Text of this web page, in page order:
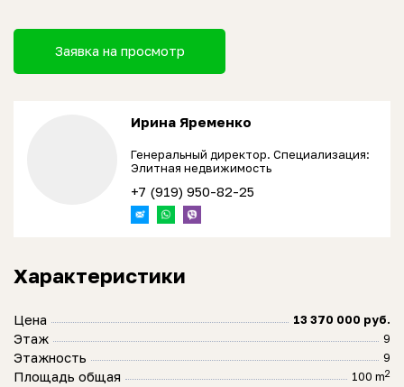
Заявка на просмотр
Ирина Яременко
Генеральный директор. Специализация:
Элитная недвижимость
+7 (919) 950-82-25
Характеристики
Цена 13 370 000 руб.
Этаж 9
Этажность 9
Площадь общая 100 m2